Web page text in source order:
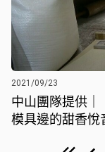
2021/09/23
中山團隊提供｜
模具邊的甜香悅